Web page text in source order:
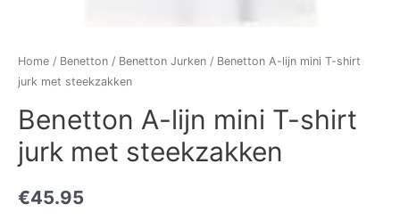
Home / Benetton / Benetton Jurken / Benetton A-lijn mini T-shirt
jurk met steekzakken
Benetton A-lijn mini T-shirt
jurk met steekzakken
€45.95